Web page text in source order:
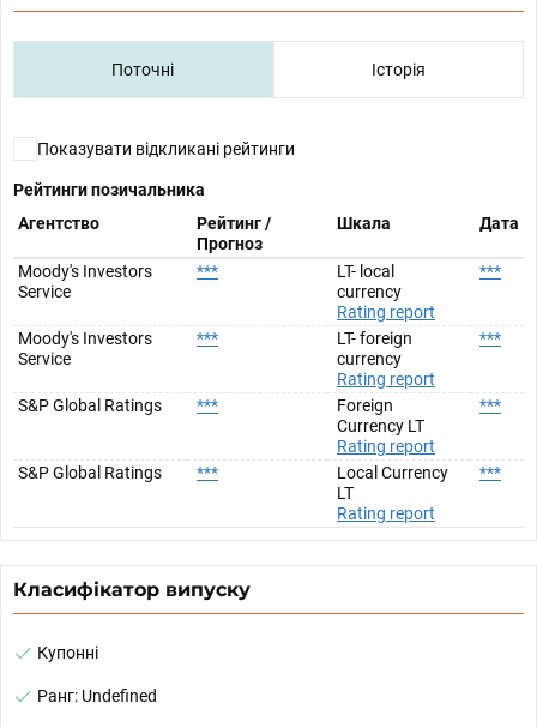
Поточні Історія
Показувати відкликані рейтинги
Рейтинги позичальника
Агентство
Рейтинг /
Прогноз
Шкала Дата
Moody's Investors
Service
***
LT- local
currency
Rating report
***
Moody's Investors
Service
***
LT- foreign
currency
Rating report
***
S&P Global Ratings ***
Foreign
Currency LT
Rating report
***
S&P Global Ratings ***
Local Currency
LT
Rating report
***
Класифікатор випуску
Купонні
Ранг: Undefined